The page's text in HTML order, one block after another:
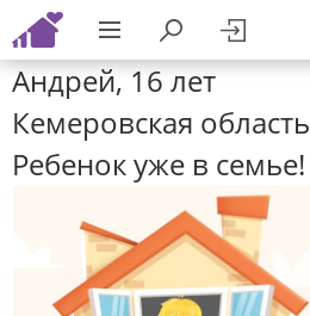
Андрей, 16 лет
Кемеровская область
Ребенок уже в семье!